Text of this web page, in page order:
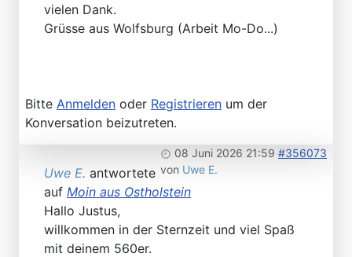
vielen Dank.
Grüsse aus Wolfsburg (Arbeit Mo-Do...)
Bitte Anmelden oder Registrieren um der
Konversation beizutreten.
08 Juni 2026 21:59 #356073
von Uwe E.
Uwe E. antwortete
auf Moin aus Ostholstein
Hallo Justus,
willkommen in der Sternzeit und viel Spaß
mit deinem 560er.